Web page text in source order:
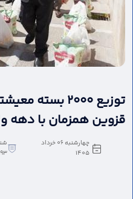
قزوین همزمان با دهه
چهارشنبه 06 خرداد
1405